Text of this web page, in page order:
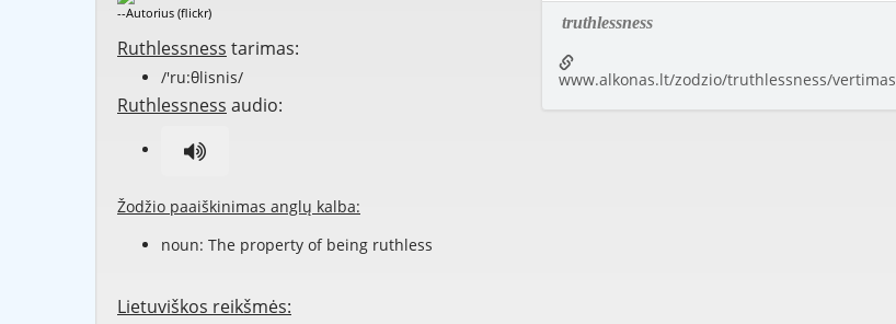
--Autorius (flickr)
Ruthlessness tarimas:
/'ru:θlisnis/
Ruthlessness audio:
Žodžio paaiškinimas anglų kalba:
noun: The property of being ruthless
Lietuviškos reikšmės:
truthlessness
www.alkonas.lt/zodzio/truthlessness/vertimas